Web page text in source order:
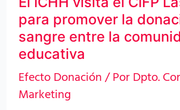
para promover la
sangre entre la
educativa
Efecto Donación/ PorDpto.
Marketing
la
donación
de